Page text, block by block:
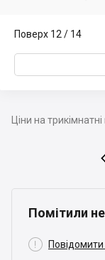
Поверх 12 / 14
Ціни на

Помітили
 Повідомити